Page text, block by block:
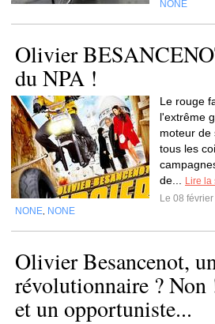
NONE
Olivier
du NPA !
Le rouge
l'extrême
moteur de
tous les
de...
Lire la
Le 08
NONE NONE
Olivier Besancenot,
révolutionnaire ?
et un opportuniste...